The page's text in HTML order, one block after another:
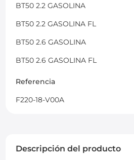
BT50 2.2 GASOLINA
BT50 2.2 GASOLINA FL
BT50 2.6 GASOLINA
BT50 2.6 GASOLINA FL
Referencia
F220-18-V00A
Descripción del producto